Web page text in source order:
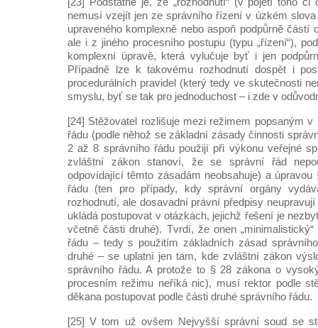
nemusí vzejít jen ze správního řízení v úzkém
upraveného komplexně nebo aspoň podpůrně částí
ale i z jiného procesního postupu (typu „řízení“),
komplexní úpravě, která vylučuje byť i jen
Případně lze k takovému rozhodnutí dospět i
procedurálních pravidel (který tedy ve skutečnosti
smyslu, byť se tak pro jednoduchost – i zde v
[24] Stěžovatel rozlišuje mezi režimem popsaným
řádu (podle něhož se základní zásady činnosti
2 až 8 správního řádu použijí při výkonu veřejné
zvláštní zákon stanoví, že se správní řád
odpovídající těmto zásadám neobsahuje) a
řádu (ten pro případy, kdy správní orgány
rozhodnutí, ale dosavadní právní předpisy
ukládá postupovat v otázkách, jejichž řešení je
včetně části druhé). Tvrdí, že onen
řádu – tedy s použitím základních zásad
druhé – se uplatní jen tam, kde zvláštní zákon
správního řádu. A protože to § 28 zákona o
procesním režimu neříká nic), musí rektor podle
děkana postupovat podle části druhé správního řádu.
[25] V tom už ovšem Nejvyšší správní soud se